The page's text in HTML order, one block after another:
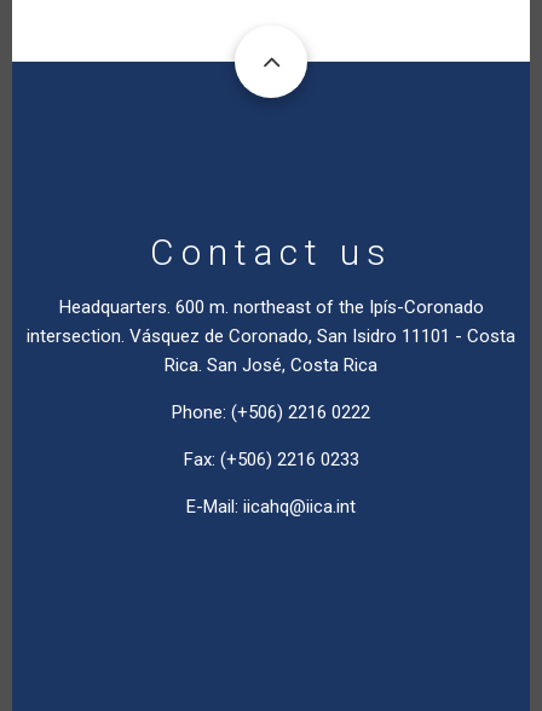
Contact us
Headquarters. 600 m. northeast of the Ipís-Coronado
intersection. Vásquez de Coronado, San Isidro 11101 - Costa
Rica. San José, Costa Rica
Phone: (+506) 2216 0222
Fax: (+506) 2216 0233
E-Mail: iicahq@iica.int